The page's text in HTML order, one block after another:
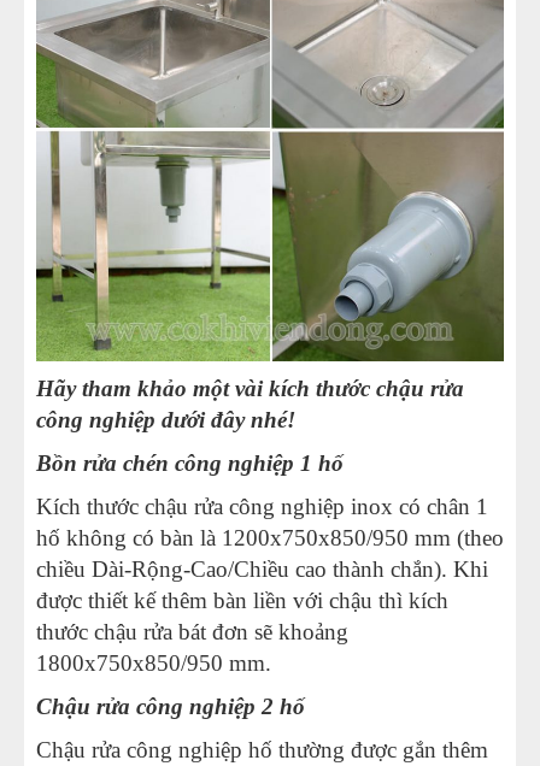
Hãy tham khảo một vài kích thước chậu rửa
công nghiệp dưới đây nhé!
Bồn rửa chén công nghiệp 1 hố
Kích thước chậu rửa công nghiệp inox có chân 1
hố không có bàn là 1200x750x850/950 mm (theo
chiều Dài-Rộng-Cao/Chiều cao thành chắn). Khi
được thiết kế thêm bàn liền với chậu thì kích
thước chậu rửa bát đơn sẽ khoảng
1800x750x850/950 mm.
Chậu rửa công nghiệp 2 hố
Chậu rửa công nghiệp hố thường được gắn thêm